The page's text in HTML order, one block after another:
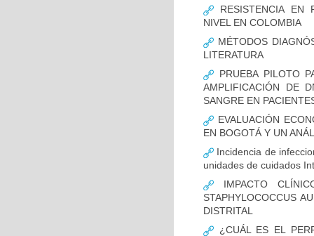
RESISTENCIA EN
NIVEL EN COLOMBIA
MÉTODOS
LITERATURA
PRUEBA PILOTO
AMPLIFICACIÓN DE
SANGRE EN
EVALUACIÓN
EN BOGOTÁ Y UN
Incidencia de
unidades de cuidados
IMPACTO
STAPHYLOCOCCUS
DISTRITAL
¿CUÁL ES EL